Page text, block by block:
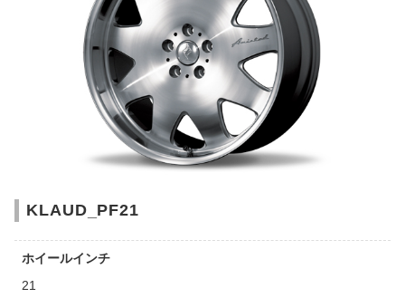
KLAUD_PF21
ホイールインチ
21